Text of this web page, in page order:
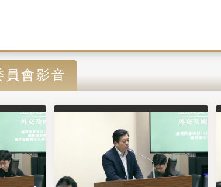
員會影音